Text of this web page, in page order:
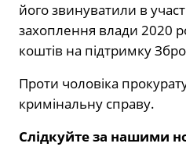
його звинуватили в
захоплення влади 2020
коштів на підтримку
Проти чоловіка
кримінальну справу.
Слідкуйте за нашими